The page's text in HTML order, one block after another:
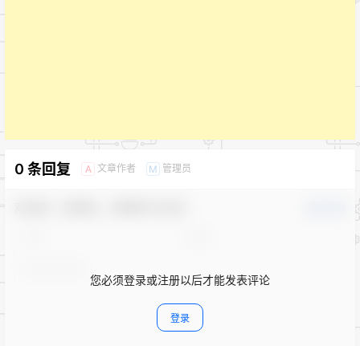
0 条回复 A 文章作者 M 管理员
您必须登录或注册以后才能发表评论
登录